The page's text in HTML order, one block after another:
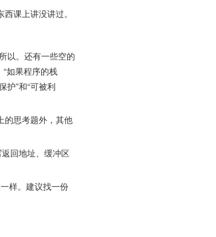
课上讲没讲过。
以。还有一些空的
如果程序的栈
护”和“可被利
的思考题外，其他
回地址、缓冲区
样。建议找一份